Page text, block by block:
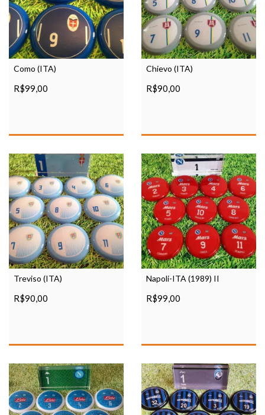
Como (ITA)
R$99,00
Chievo (ITA)
R$90,00
Treviso (ITA)
R$90,00
Napoli-ITA (1989) II
R$99,00